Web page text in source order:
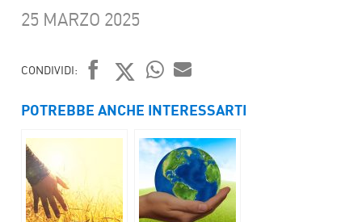
25 MARZO 2025
CONDIVIDI:
FACEBOOK
TWITTER
WHATSAPP
MAIL
POTREBBE ANCHE INTERESSARTI